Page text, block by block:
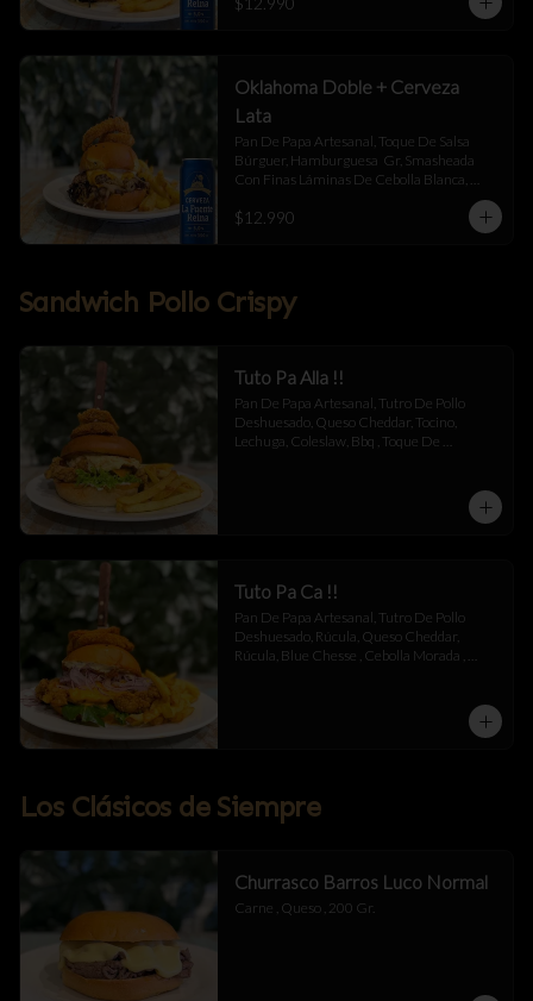
Oklahoma Doble + Cerveza
Lata
Pan De Papa Artesanal, Toque De Salsa
Búrguer, Hamburguesa  Gr, Smasheada
Con Finas Láminas De Cebolla Blanca,
Queso Cheddar Y Toque De Salsa Búrguer.
$12.990
Sandwich Pollo Crispy
Tuto Pa Alla !!
Pan De Papa Artesanal, Tutro De Pollo
Deshuesado, Queso Cheddar, Tocino,
Lechuga, Coleslaw, Bbq , Toque De
Tuto Pa Ca !!
Pan De Papa Artesanal, Tutro De Pollo
Deshuesado, Rúcula, Queso Cheddar,
Rúcula, Blue Chesse , Cebolla Morada ,
Los Clásicos de Siempre
Churrasco Barros Luco Normal
Carne , Queso , 200 Gr.